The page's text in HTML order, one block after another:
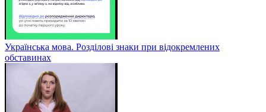
Українська мова. Розділові знаки при відокремлених
обставинах